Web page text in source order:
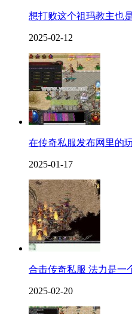
想打败这个祖玛教主也
2025-02-12
在传奇私服发布网里的
2025-01-17
合击传奇私服 法力是一
2025-02-20